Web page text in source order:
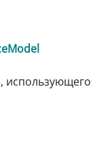
использующего